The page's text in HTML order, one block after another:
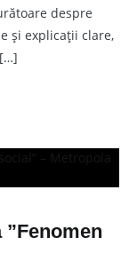
despre
și explicații clare,